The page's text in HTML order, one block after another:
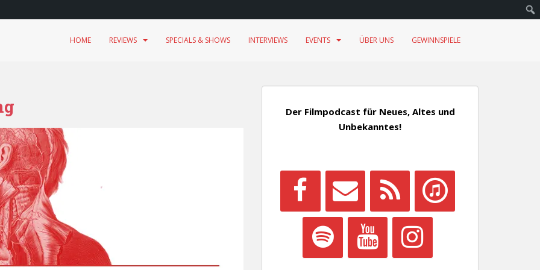
HOME REVIEWS SPECIALS & SHOWS INTERVIEWS EVENTS ÜBER UNS GEWINNSPIELE
Der Filmpodcast für Neues, Altes und
Unbekanntes!